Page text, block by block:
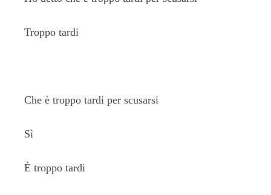
Troppo tardi
Che è troppo tardi per scusarsi
Sì
È troppo tardi